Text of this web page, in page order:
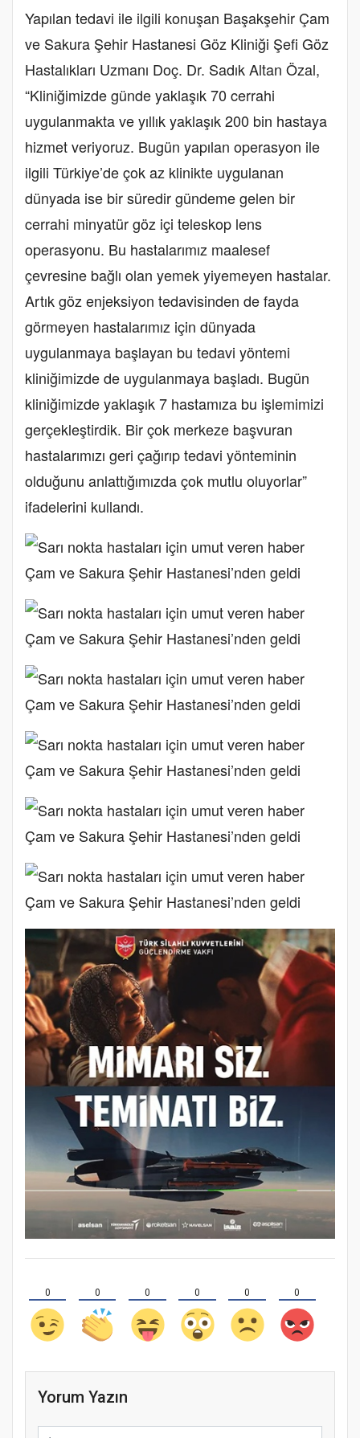
Yapılan tedavi ile ilgili konuşan Başakşehir Çam
ve Sakura Şehir Hastanesi Göz Kliniği Şefi Göz
Hastalıkları Uzmanı Doç. Dr. Sadık Altan Özal,
“Kliniğimizde günde yaklaşık 70 cerrahi
uygulanmakta ve yıllık yaklaşık 200 bin hastaya
hizmet veriyoruz. Bugün yapılan operasyon ile
ilgili Türkiye’de çok az klinikte uygulanan
dünyada ise bir süredir gündeme gelen bir
cerrahi minyatür göz içi teleskop lens
operasyonu. Bu hastalarımız maalesef
çevresine bağlı olan yemek yiyemeyen hastalar.
Artık göz enjeksiyon tedavisinden de fayda
görmeyen hastalarımız için dünyada
uygulanmaya başlayan bu tedavi yöntemi
kliniğimizde de uygulanmaya başladı. Bugün
kliniğimizde yaklaşık 7 hastamıza bu işlemimizi
gerçekleştirdik. Bir çok merkeze başvuran
hastalarımızı geri çağırıp tedavi yönteminin
olduğunu anlattığımızda çok mutlu oluyorlar”
ifadelerini kullandı.
0 0 0 0 0 0
Yorum Yazın